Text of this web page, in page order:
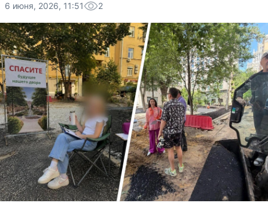
6 июня, 2026, 11:51 2